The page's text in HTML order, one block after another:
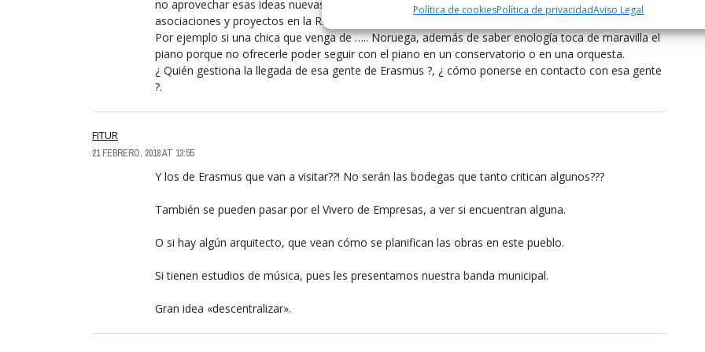
Política de cookiesPolítica de privacidadAviso Legal
no aprovechar esas ideas nuevas que puedan traer aunque sea durante un tiempo corto a nuestras
asociaciones y proyectos en la Rioja.
Por ejemplo si una chica que venga de ….. Noruega, además de saber enología toca de maravilla el
piano porque no ofrecerle poder seguir con el piano en un conservatorio o en una orquesta.
¿ Quién gestiona la llegada de esa gente de Erasmus ?, ¿ cómo ponerse en contacto con esa gente
?.
FITUR
21 FEBRERO, 2018 AT 13:55
Y los de Erasmus que van a visitar??! No serán las bodegas que tanto critican algunos???
También se pueden pasar por el Vivero de Empresas, a ver si encuentran alguna.
O si hay algún arquitecto, que vean cómo se planifican las obras en este pueblo.
Si tienen estudios de música, pues les presentamos nuestra banda municipal.
Gran idea «descentralizar».